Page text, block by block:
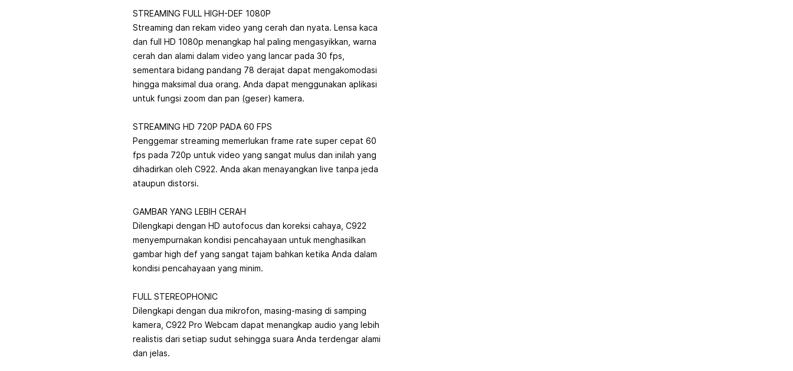
STREAMING FULL HIGH-DEF 1080P
Streaming dan rekam video yang cerah dan nyata. Lensa kaca
dan full HD 1080p menangkap hal paling mengasyikkan, warna
cerah dan alami dalam video yang lancar pada 30 fps,
sementara bidang pandang 78 derajat dapat mengakomodasi
hingga maksimal dua orang. Anda dapat menggunakan aplikasi
untuk fungsi zoom dan pan (geser) kamera.
STREAMING HD 720P PADA 60 FPS
Penggemar streaming memerlukan frame rate super cepat 60
fps pada 720p untuk video yang sangat mulus dan inilah yang
dihadirkan oleh C922. Anda akan menayangkan live tanpa jeda
ataupun distorsi.
GAMBAR YANG LEBIH CERAH
Dilengkapi dengan HD autofocus dan koreksi cahaya, C922
menyempurnakan kondisi pencahayaan untuk menghasilkan
gambar high def yang sangat tajam bahkan ketika Anda dalam
kondisi pencahayaan yang minim.
FULL STEREOPHONIC
Dilengkapi dengan dua mikrofon, masing-masing di samping
kamera, C922 Pro Webcam dapat menangkap audio yang lebih
realistis dari setiap sudut sehingga suara Anda terdengar alami
dan jelas.